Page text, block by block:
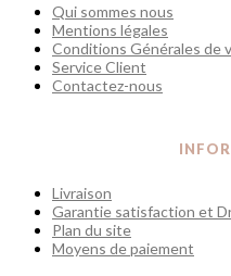
Qui sommes nous
Mentions légales
Conditions Générales de
Service Client
Contactez-nous
Livraison
Garantie satisfaction et
Plan du site
Moyens de paiement